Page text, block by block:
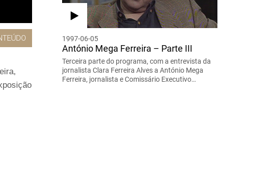
1997-06-05
António Mega Ferreira – Parte III
Terceira parte do programa, com a entrevista da
jornalista Clara Ferreira Alves a António Mega
Ferreira, jornalista e Comissário Executivo…